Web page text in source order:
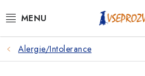
na
PSIAlergie/Intolerance